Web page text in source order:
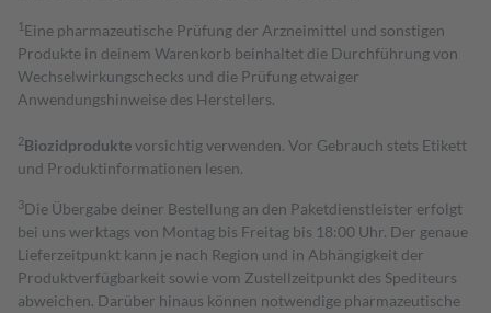
1 Eine pharmazeutische Prüfung der Arzneimittel und sonstigen
Produkte in deinem Warenkorb beinhaltet die Durchführung von
Wechselwirkungschecks und die Prüfung etwaiger
Anwendungshinweise des Herstellers.
2Biozidproduktevorsichtig verwenden. Vor Gebrauch stets Etikett
und Produktinformationen lesen.
3Die Übergabe deiner Bestellung an den Paketdienstleister erfolgt
bei uns werktags von Montag bis Freitag bis 18:00 Uhr. Der genaue
Lieferzeitpunkt kann je nach Region und in Abhängigkeit der
Produktverfügbarkeit sowie vom Zustellzeitpunkt des Spediteurs
abweichen. Darüber hinaus können notwendige pharmazeutische